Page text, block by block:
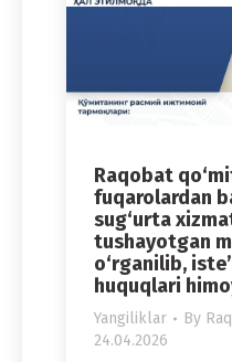
Raqobat
fuqarolardan
sug‘urta
tushayotgan
o‘rganilib,
huquqlari
Yangiliklar By
24.04.2026